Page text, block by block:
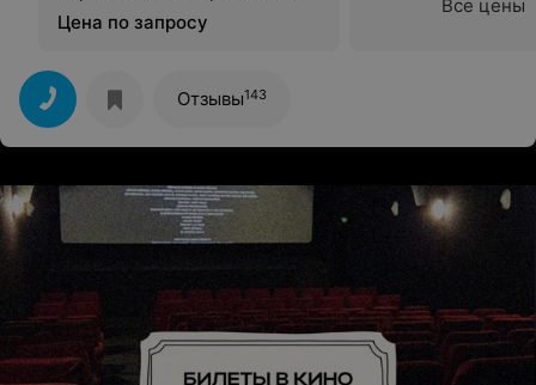
Цена по запросу
Все цены
Отзывы143